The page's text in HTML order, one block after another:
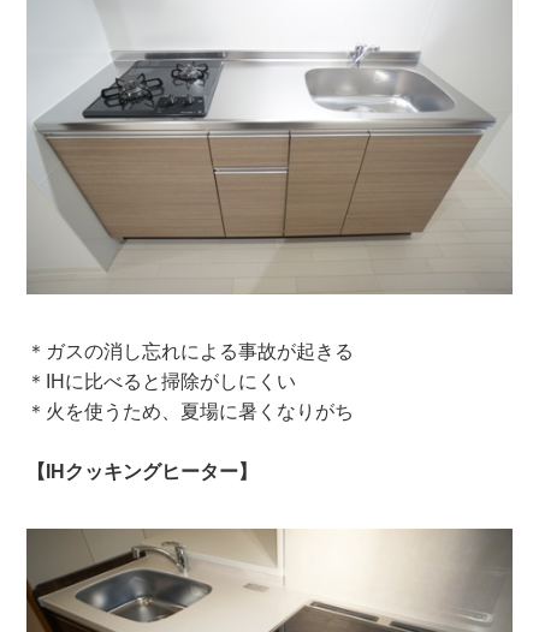
＊ガスの消し忘れによる事故が起きる
＊IHに比べると掃除がしにくい
＊火を使うため、夏場に暑くなりがち
【IHクッキングヒーター】